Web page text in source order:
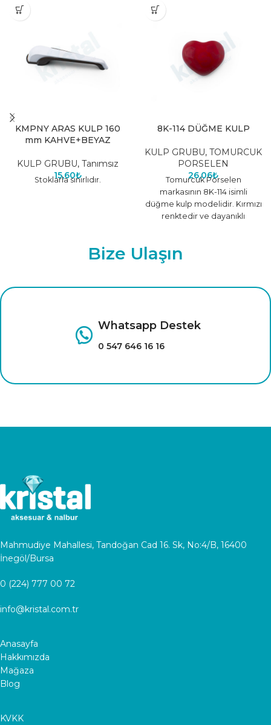
KMPNY ARAS KULP 160
mm KAHVE+BEYAZ
KULP GRUBU, Tanımsız
15,60₺
Stoklarla sınırlıdır.
8K-114 DÜĞME KULP
KULP GRUBU, TOMURCUK
PORSELEN
26,06₺
Tomurcuk Porselen
markasının 8K-114 isimli
düğme kulp modelidir. Kırmızı
renktedir ve dayanıklı
Bize Ulaşın
Whatsapp Destek
0 547 646 16 16
Mahmudiye Mahallesi, Tandoğan Cad 16. Sk, No:4/B, 16400
İnegöl/Bursa
0 (224) 777 00 72
info@kristal.com.tr
Anasayfa
Hakkımızda
Mağaza
Blog
KVKK